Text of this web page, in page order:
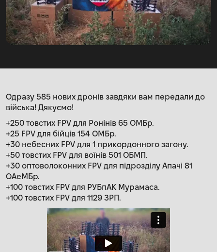
Одразу 585 нових дронів завдяки вам передали до
війська! Дякуємо!
+250 товстих FPV для Ронінів 65 ОМБр.
+25 FPV для бійців 154 ОМБр.
+30 небесних FPV для 1 прикордонного загону.
+50 товстих FPV для воїнів 501 ОБМП.
+30 оптоволоконних FPV для підрозділу Апачі 81
ОАеМБр.
+100 товстих FPV для РУБпАК Мурамаса.
+100 товстих FPV для 1129 ЗРП.